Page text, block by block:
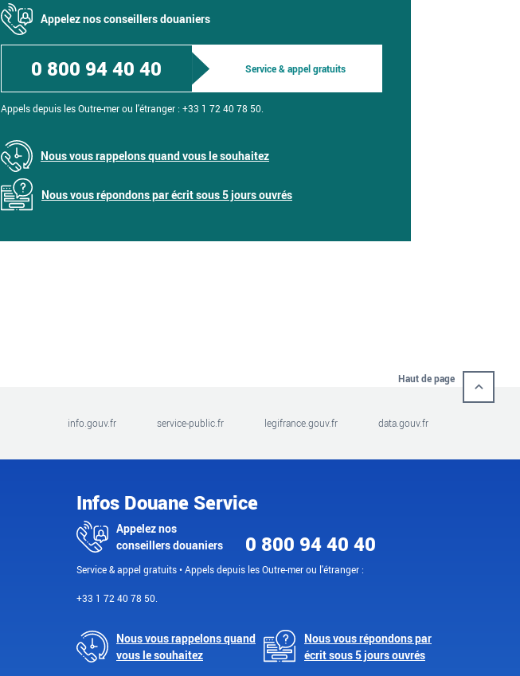
Appelez nos conseillers douaniers
0 800 94 40 40 Service & appel gratuits
Appels depuis les Outre-mer ou l'étranger : +33 1 72 40 78 50.
Nous vous rappelons quand vous le souhaitez
Nous vous répondons par écrit sous 5 jours ouvrés
Haut de page
info.gouv.fr service-public.fr legifrance.gouv.fr data.gouv.fr
Infos Douane Service
Appelez nos
conseillers douaniers
0 800 94 40 40
Service & appel gratuits • Appels depuis les Outre-mer ou l'étranger :
+33 1 72 40 78 50.
Nous vous rappelons quand
vous le souhaitez
Nous vous répondons par
écrit sous 5 jours ouvrés